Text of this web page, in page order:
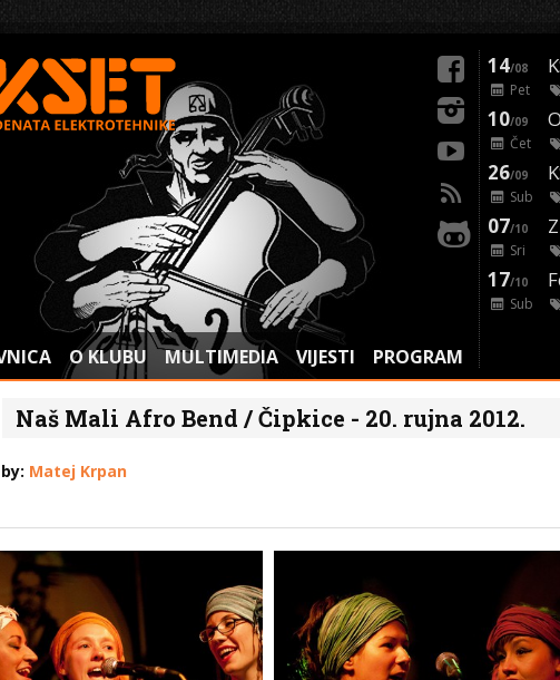
O KLUBU MULTIMEDIA VIJESTI PROGRAM
14/08
Pet
10/09
Čet
26/09
Sub
07/10
Sri
17/10
Sub
Naš Mali Afro Bend / Čipkice - 20. rujna 2012.
Matej Krpan